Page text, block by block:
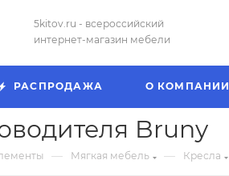
5kitov.ru - всероссийский
интернет-магазин мебели
РАСПРОДАЖА О КОМПАНИИ
Bruny
— Мягкая мебель — Кресла